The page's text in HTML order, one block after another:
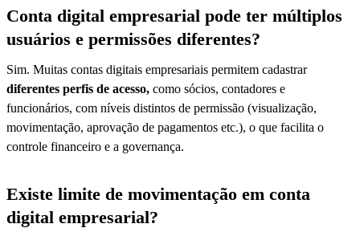
Conta digital empresarial pode ter múltiplos
usuários e permissões diferentes?
Sim. Muitas contas digitais empresariais permitem cadastrar
diferentes perfis de acesso, como sócios, contadores e
funcionários, com níveis distintos de permissão (visualização,
movimentação, aprovação de pagamentos etc.), o que facilita o
controle financeiro e a governança.
Existe limite de movimentação em conta
digital empresarial?